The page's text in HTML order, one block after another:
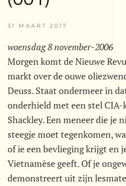
31 MAART 2017
woensdag 8 november-2006
Morgen komt de Nieuwe
markt over de ouwe
Deuss. Staat ondermeer in
onderhield met een stel CIA-
Shackley. Een meneer die je
steegje moet tegenkomen,
of ie een bevlieging krijgt en
Vietnamèse geeft. Of je
demonstreert uit zijn